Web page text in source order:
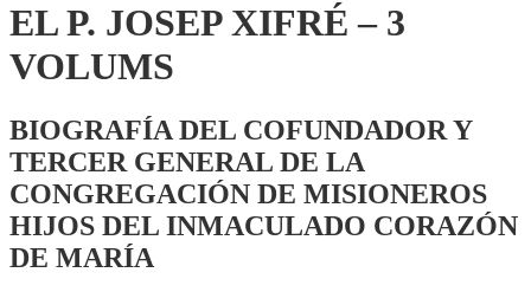
EL P. JOSEP XIFRÉ – 3
VOLUMS
BIOGRAFÍA DEL COFUNDADOR Y
TERCER GENERAL DE LA
CONGREGACIÓN DE MISIONEROS
HIJOS DEL INMACULADO CORAZÓN
DE MARÍA